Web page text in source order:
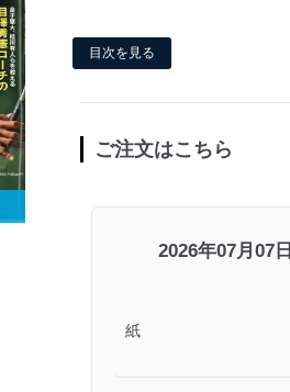
目次を見る
ご注文はこちら
2026年07月07
紙